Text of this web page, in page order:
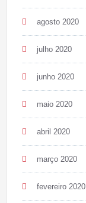
agosto 2020
julho 2020
junho 2020
maio 2020
abril 2020
março 2020
fevereiro 2020